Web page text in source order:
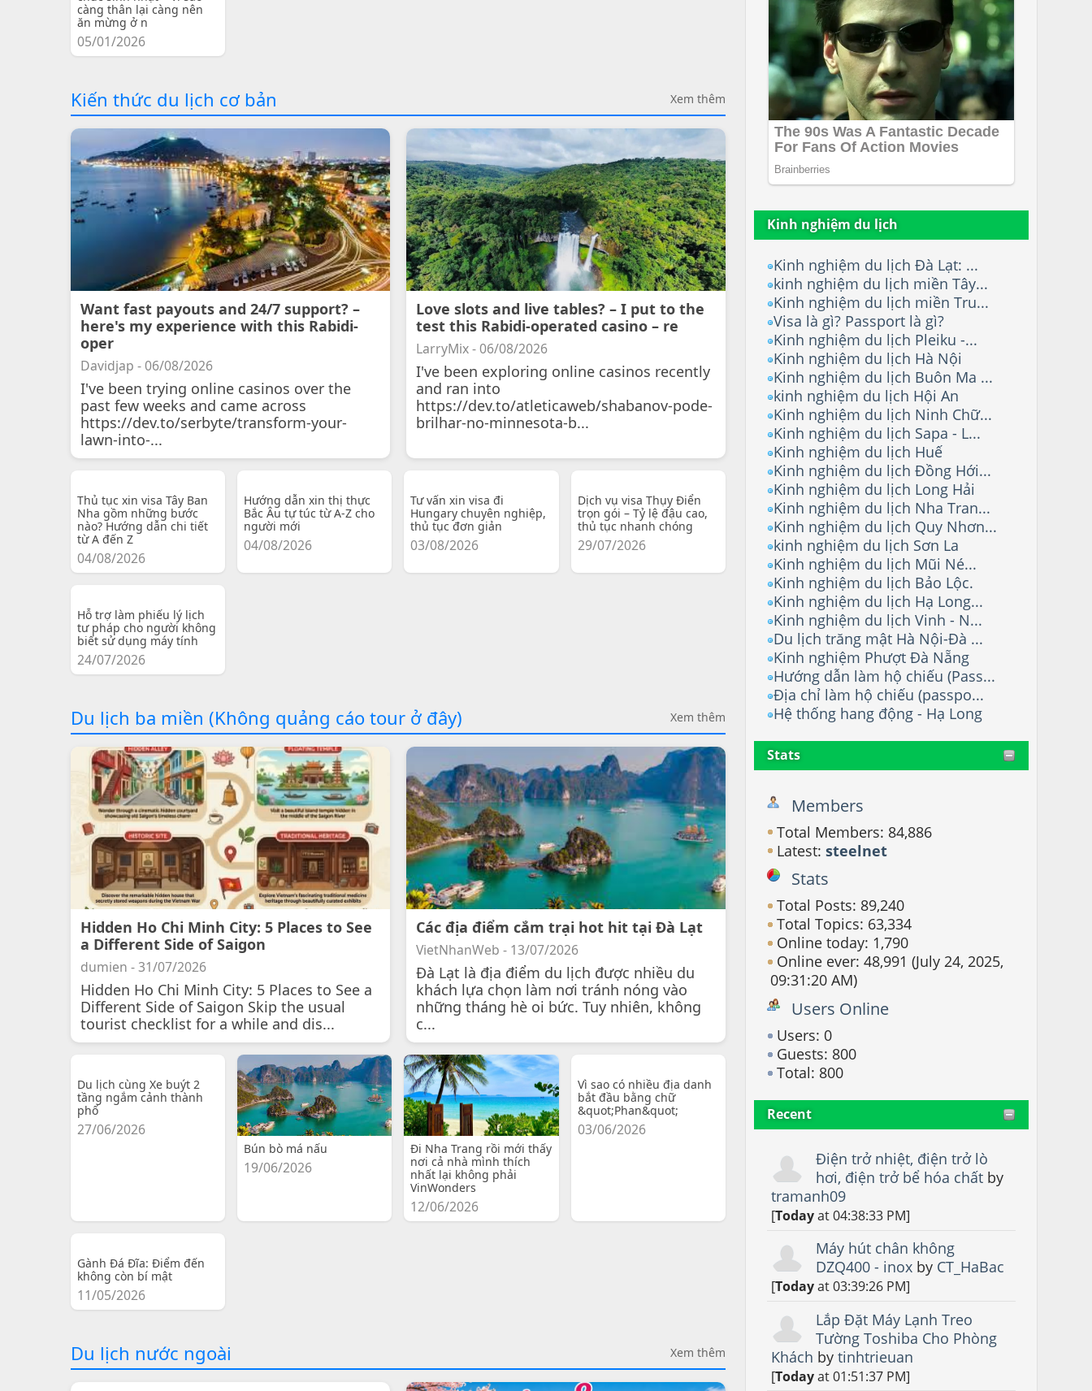
Kinh nghiệm du lịch
Kinh nghiệm du lịch Đà Lạt: ...
kinh nghiệm du lịch miền Tây...
Kinh nghiệm du lịch miền Tru...
Visa là gì? Passport là gì?
Kinh nghiệm du lịch Pleiku -...
Kinh nghiệm du lịch Hà Nội
Kinh nghiệm du lịch Buôn Ma ...
kinh nghiệm du lịch Hội An
Kinh nghiệm du lịch Ninh Chữ...
Kinh nghiệm du lịch Sapa - L...
Kinh nghiệm du lịch Huế
Kinh nghiệm du lịch Đồng Hới...
Kinh nghiệm du lịch Long Hải
Kinh nghiệm du lịch Nha Tran...
Kinh nghiệm du lịch Quy Nhơn...
kinh nghiệm du lịch Sơn La
Kinh nghiệm du lịch Mũi Né...
Kinh nghiệm du lịch Bảo Lộc.
Kinh nghiệm du lịch Hạ Long...
Kinh nghiệm du lịch Vinh - N...
Du lịch trăng mật Hà Nội-Đà ...
Kinh nghiệm Phượt Đà Nẵng
Hướng dẫn làm hộ chiếu (Pass...
Địa chỉ làm hộ chiếu (passpo...
Hệ thống hang động - Hạ Long
Stats
Members
Total Members: 84,886
Latest:steelnet
Stats
Total Posts: 89,240
Total Topics: 63,334
Online today: 1,790
Online ever: 48,991 (July 24, 2025,
09:31:20 AM)
Users Online
Users: 0
Guests: 800
Total: 800
Recent
Điện trở nhiệt, điện trở lò
hơi, điện trở bể hóa chấtby
tramanh09
[Todayat 04:38:33 PM]
Máy hút chân không
DZQ400 - inoxby CT_HaBac
[Todayat 03:39:26 PM]
Lắp Đặt Máy Lạnh Treo
Tường Toshiba Cho Phòng
Khách bytinhtrieuan
[Todayat 01:51:37 PM]
càng thân lại càng nên
ăn mừng ở n
05/01/2026
Kiến thức du lịch cơ bản Xem thêm
Want fast payouts and 24/7 support? –
here's my experience with this Rabidi-
oper
Davidjap - 06/08/2026
I've been trying online casinos over the
past few weeks and came across
https://dev.to/serbyte/transform-your-
lawn-into-...
Love slots and live tables? – I put to the
test this Rabidi-operated casino – re
LarryMix - 06/08/2026
I've been exploring online casinos recently
and ran into
https://dev.to/atleticaweb/shabanov-pode-
brilhar-no-minnesota-b...
Thủ tục xin visa Tây Ban
Nha gồm những bước
nào? Hướng dẫn chi tiết
từ A đến Z
04/08/2026
Hướng dẫn xin thị thực
Bắc Âu tự túc từ A-Z cho
người mới
04/08/2026
Tư vấn xin visa đi
Hungary chuyên nghiệp,
thủ tục đơn giản
03/08/2026
Dịch vụ visa Thụy Điển
trọn gói – Tỷ lệ đậu cao,
thủ tục nhanh chóng
29/07/2026
Hỗ trợ làm phiếu lý lịch
tư pháp cho người không
biết sử dụng máy tính
24/07/2026
Du lịch ba miền (Không quảng cáo tour ở đây) Xem thêm
Hidden Ho Chi Minh City: 5 Places to See
a Different Side of Saigon
dumien - 31/07/2026
Hidden Ho Chi Minh City: 5 Places to See a
Different Side of Saigon Skip the usual
tourist checklist for a while and dis...
Các địa điểm cắm trại hot hit tại Đà Lạt
VietNhanWeb - 13/07/2026
Đà Lạt là địa điểm du lịch được nhiều du
khách lựa chọn làm nơi tránh nóng vào
những tháng hè oi bức. Tuy nhiên, không
c...
Du lịch cùng Xe buýt 2
tầng ngắm cảnh thành
phố
27/06/2026
Bún bò má nấu
19/06/2026
Đi Nha Trang rồi mới thấy
nơi cả nhà mình thích
nhất lại không phải
VinWonders
12/06/2026
Vì sao có nhiều địa danh
bắt đầu bằng chữ
&quot;Phan&quot;
03/06/2026
Gành Đá Đĩa: Điểm đến
không còn bí mật
11/05/2026
Du lịch nước ngoài Xem thêm